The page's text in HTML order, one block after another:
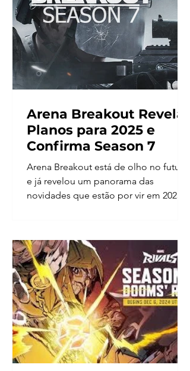
Arena Breakout Revela
Planos para 2025 e
Confirma Season 7
Arena Breakout está de olho no futuro
e já revelou um panorama das
novidades que estão por vir em 2025.